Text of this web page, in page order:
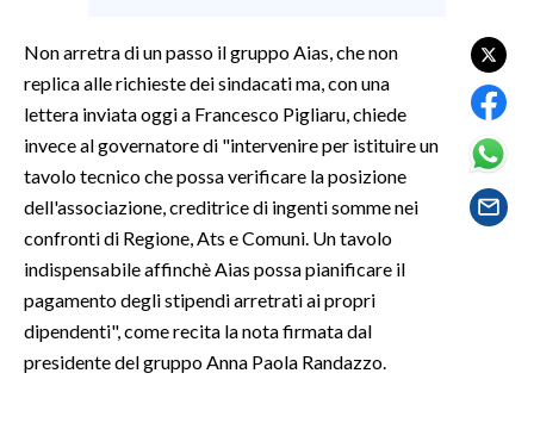
CULTURA
SPETTACOLI
SARDEGNA TURISMO
SARDI NEL MONDO
Non arretra di un passo il gruppo Aias, che non
replica alle richieste dei sindacati ma, con una
lettera inviata oggi a Francesco Pigliaru, chiede
invece al governatore di "intervenire per istituire un
tavolo tecnico che possa verificare la posizione
dell'associazione, creditrice di ingenti somme nei
confronti di Regione, Ats e Comuni. Un tavolo
indispensabile affinchè Aias possa pianificare il
pagamento degli stipendi arretrati ai propri
dipendenti", come recita la nota firmata dal
presidente del gruppo Anna Paola Randazzo.